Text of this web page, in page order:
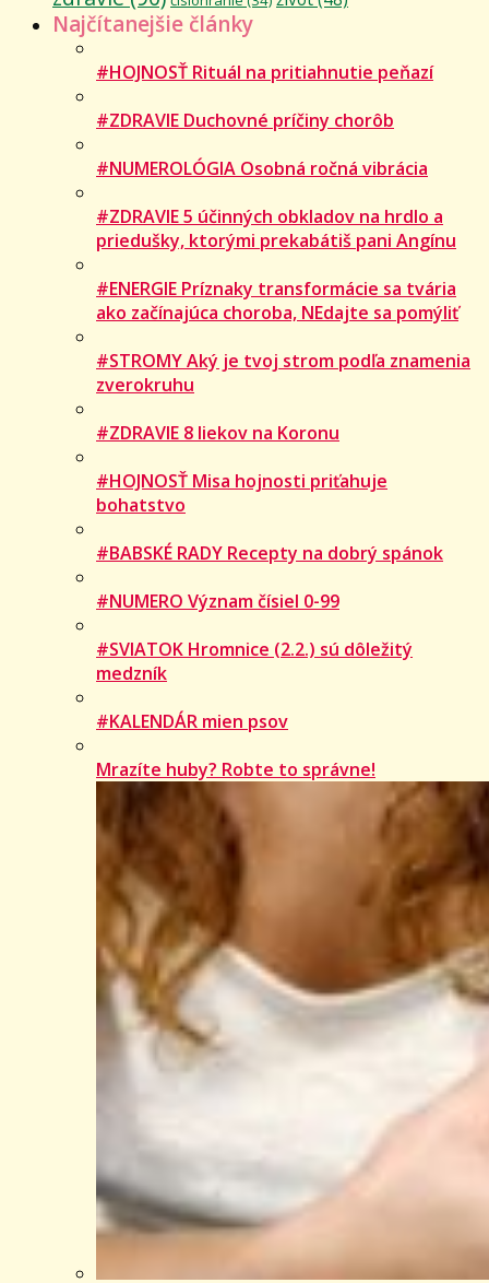
Najčítanejšie články
#HOJNOSŤ Rituál na pritiahnutie peňazí
#ZDRAVIE Duchovné príčiny chorôb
#NUMEROLÓGIA Osobná ročná vibrácia
#ZDRAVIE 5 účinných obkladov na hrdlo a
priedušky, ktorými prekabátiš pani Angínu
#ENERGIE Príznaky transformácie sa tvária
ako začínajúca choroba, NEdajte sa pomýliť
#STROMY Aký je tvoj strom podľa znamenia
zverokruhu
#ZDRAVIE 8 liekov na Koronu
#HOJNOSŤ Misa hojnosti priťahuje
bohatstvo
#BABSKÉ RADY Recepty na dobrý spánok
#NUMERO Význam čísiel 0-99
#SVIATOK Hromnice (2.2.) sú dôležitý
medzník
#KALENDÁR mien psov
Mrazíte huby? Robte to správne!